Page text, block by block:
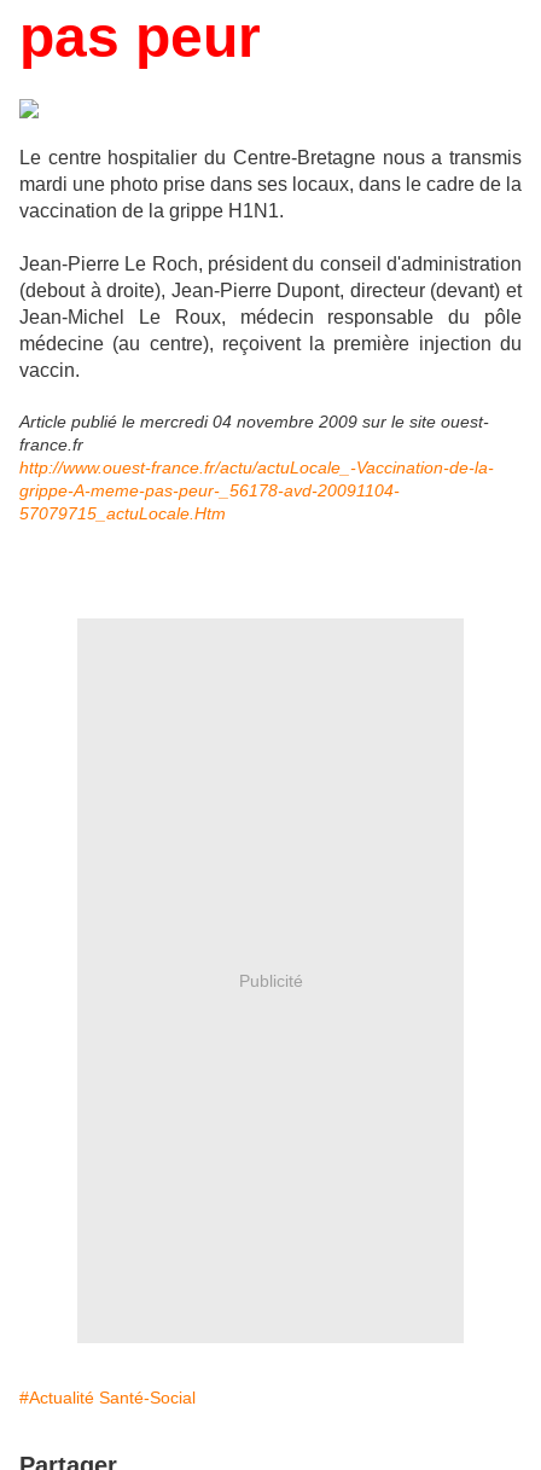
pas peur
Le centre hospitalier du Centre-Bretagne nous a transmis
mardi une photo prise dans ses locaux, dans le cadre de la
vaccination de la grippe H1N1.
Jean-Pierre Le Roch, président du conseil d'administration
(debout à droite), Jean-Pierre Dupont, directeur (devant) et
Jean-Michel Le Roux, médecin responsable du pôle
médecine (au centre), reçoivent la première injection du
vaccin.
Article publié le mercredi 04 novembre 2009 sur le site ouest-
france.fr
http://www.ouest-france.fr/actu/actuLocale_-Vaccination-de-la-
grippe-A-meme-pas-peur-_56178-avd-20091104-
57079715_actuLocale.Htm
Publicité
#Actualité Santé-Social